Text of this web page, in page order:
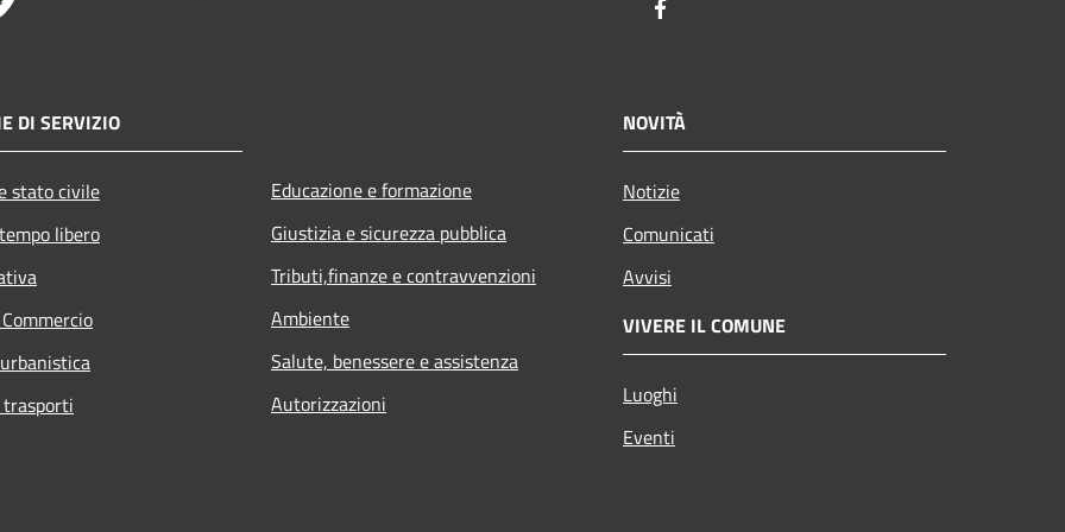
DI SERVIZIO
stato civile
libero
Educazione e formazione
Giustizia e sicurezza pubblica
Tributi,finanze e contravvenzioni
Ambiente
Salute, benessere e assistenza
Autorizzazioni
NOVITÀ
Notizie
Comunicati
Avvisi
VIVERE IL COMUNE
Luoghi
Eventi